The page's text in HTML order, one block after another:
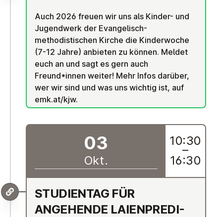
Auch 2026 freuen wir uns als Kinder- und
Jugendwerk der Evangelisch-
methodistischen Kirche die Kinderwoche
(7-12 Jahre) anbieten zu können. Meldet
euch an und sagt es gern auch
Freund*innen weiter! Mehr Infos darüber,
wer wir sind und was uns wichtig ist, auf
emk.at/kjw.
STU­DI­EN­TAG FÜR
ANGEHENDE LAI­EN­PRE­DI­
03
Okt.
10:30
–
16:30